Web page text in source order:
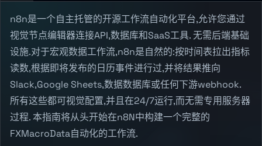
n8n是一个自主托管的开源工作流自动化平台,允许您通过
视觉节点编辑器连接API,数据库和SaaS工具. 无需后端基础
设施.对于宏观数据工作流,n8n是自然的:按时间表拉出指标
读数,根据即将发布的日历事件进行过,并将结果推向
Slack,Google Sheets,数据数据库或任何下游webhook.
所有这些都可视觉配置,并且在24/7运行,而无需专用服务器
过程. 本指南将从头开始在n8N中构建一个完整的
FXMacroData自动化的工作流.